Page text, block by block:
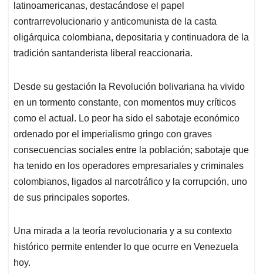
latinoamericanas, destacándose el papel
contrarrevolucionario y anticomunista de la casta
oligárquica colombiana, depositaria y continuadora de la
tradición santanderista liberal reaccionaria.
Desde su gestación la Revolución bolivariana ha vivido
en un tormento constante, con momentos muy críticos
como el actual. Lo peor ha sido el sabotaje económico
ordenado por el imperialismo gringo con graves
consecuencias sociales entre la población; sabotaje que
ha tenido en los operadores empresariales y criminales
colombianos, ligados al narcotráfico y la corrupción, uno
de sus principales soportes.
Una mirada a la teoría revolucionaria y a su contexto
histórico permite entender lo que ocurre en Venezuela
hoy.